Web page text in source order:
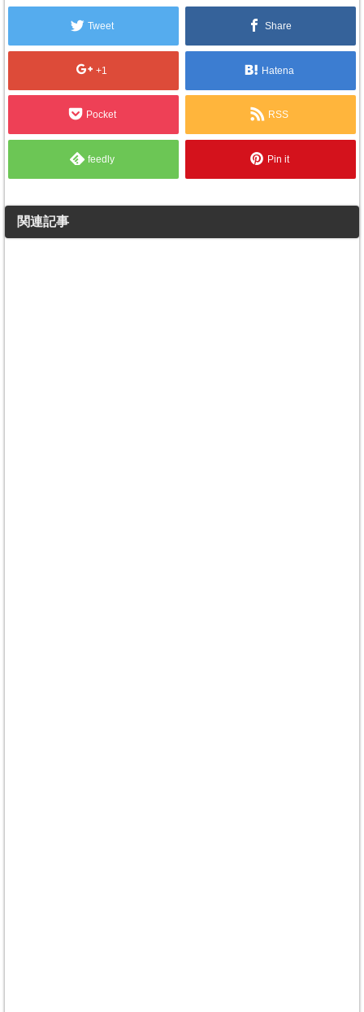
Tweet Share
+1 Hatena
Pocket RSS
feedly Pin it
関連記事